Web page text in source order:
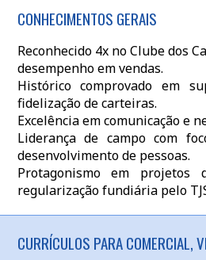
CONHECIMENTOS GERAIS
Reconhecido 4x no Clube dos
desempenho em vendas.
Histórico comprovado em
fidelização de carteiras.
Excelência em comunicação e
Liderança de campo com
desenvolvimento de pessoas.
Protagonismo em
regularização fundiária pelo
CURRÍCULOS PARA COMERCIAL,